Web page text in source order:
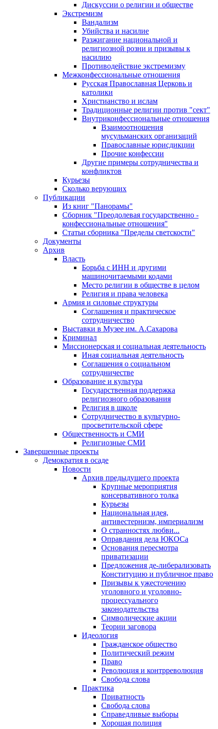
Дискуссии о религии и обществе
Экстремизм
Вандализм
Убийства и насилие
Разжигание национальной и
религиозной розни и призывы к
насилию
Противодействие экстремизму
Межконфессиональные отношения
Русская Православная Церковь и
католики
Христианство и ислам
Традиционные религии против "сект"
Внутриконфессиональные отношения
Взаимоотношения
мусульманских организаций
Православные юрисдикции
Прочие конфессии
Другие примеры сотрудничества и
конфликтов
Курьезы
Сколько верующих
Публикации
Из книг "Панорамы"
Сборник "Преодолевая государственно -
конфессиональные отношения"
Статьи сборника "Пределы светскости"
Документы
Архив
Власть
Борьба с ИНН и другими
машиночитаемыми кодами
Место религии в обществе в целом
Религия и права человека
Армия и силовые структуры
Соглашения и практическое
сотрудничество
Выставки в Музее им. А.Сахарова
Криминал
Миссионерская и социальная деятельность
Иная социальная деятельность
Соглашения о социальном
сотрудничестве
Образование и культура
Государственная поддержка
религиозного образования
Религия в школе
Сотрудничество в культурно-
просветительской сфере
Общественность и СМИ
Религиозные СМИ
Завершенные проекты
Демократия в осаде
Новости
Архив предыдущего проекта
Крупные мероприятия
консервативного толка
Курьезы
Национальная идея,
антивестернизм, империализм
О странностях любви...
Оправдания дела ЮКОСа
Основания пересмотра
приватизации
Предложения де-либерализовать
Конституцию и публичное право
Призывы к ужесточению
уголовного и уголовно-
процессуального
законодательства
Символические акции
Теории заговора
Идеология
Гражданское общество
Политический режим
Право
Революция и контрреволюция
Свобода слова
Практика
Приватность
Свобода слова
Справедливые выборы
Хорошая полиция